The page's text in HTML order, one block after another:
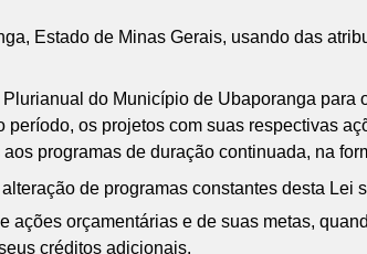
Estado de Minas Gerais, usando das
do Município de Ubaporanga
período, os projetos com suas respectivas
programas de duração continuada, na
de programas constantes desta
ações orçamentárias e de suas metas,
créditos adicionais.